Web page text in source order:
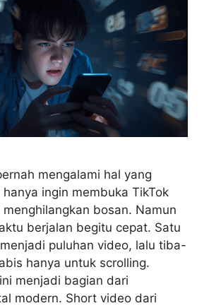
mengalami hal yang
ingin membuka TikTok
bosan. Namun
berjalan begitu cepat. Satu
puluhan video, lalu tiba-
hanya untuk scrolling.
menjadi bagian dari
modern. Short video dari